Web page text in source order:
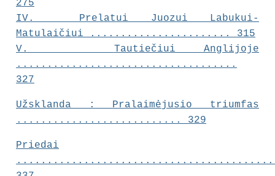
275
IV. Prelatui Juozui Labukui-
Matulaičiui ....................... 315
V. Tautiečiui Anglijoje
....................................
327
Užsklanda : Pralaimėjusio triumfas
........................... 329
Priedai